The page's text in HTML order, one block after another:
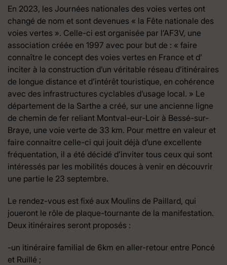
En 2023, les Journées nationales des voies vertes ont
changé de nom et sont devenues « la Fête nationale des
voies vertes ». Celle-ci est organisée par l’AF3V, une
association créée en 1997 avec pour but de : « faire
connaître le concept des voies vertes en France et d’
inciter à la construction d’un véritable réseau d’itinéraires
de longue distance et d’intérêt touristique, en cohérence
avec des infrastructures cyclables d’usage local. » Le
département de la Sarthe a créé, sur une ancienne ligne
de chemin de fer reliant Montval-eur-Loir à Bessé-sur-
Braye, une voie verte de 33 km. Pour mettre en valeur et
faire connaitre celle-ci qui jouit déjà d’une excellente
fréquentation, il a été décidé d’inviter tous ceux qui sont
intéressés par les mobilités douces à venir en découvrir
une partie le 23 septembre.
Le rendez-vous est fixé aux Moulins de Paillard, qui
joueront le rôle de plaque-tournante de la manifestation.
Deux itinéraires seront proposés :
-un itinéraire familial de 6km en aller-retour entre Poncé
et Ruillé ;